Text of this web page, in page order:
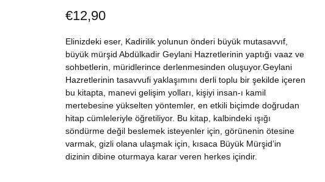
Çocuk Kitapları
Dini Kitaplar
Dünya Klasikleri
Edebiyat
Felsefe
€12,90
Elinizdeki eser, Kadirilik yolunun önderi büyük mutasavvıf,
büyük mürşid Abdülkadir Geylani Hazretlerinin yaptığı vaaz ve
sohbetlerin, müridlerince derlenmesinden oluşuyor.Geylani
Hazretlerinin tasavvufi yaklaşımını derli toplu bir şekilde içeren
bu kitapta, manevi gelişim yolları, kişiyi insan-ı kamil
mertebesine yükselten yöntemler, en etkili biçimde doğrudan
hitap cümleleriyle öğretiliyor. Bu kitap, kalbindeki ışığı
söndürme değil beslemek isteyenler için, görünenin ötesine
varmak, gizli olana ulaşmak için, kısaca Büyük Mürşid’in
dizinin dibine oturmaya karar veren herkes içindir.